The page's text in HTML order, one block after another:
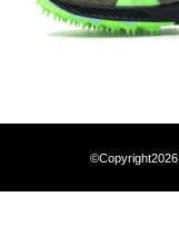
©Copyright2026